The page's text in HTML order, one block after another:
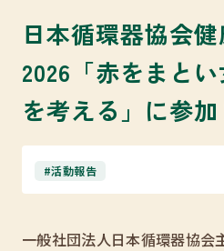
日本循環器協会
2026「赤をまと
を考える」に参
#活動報告
一般社団法人日本循環器協会